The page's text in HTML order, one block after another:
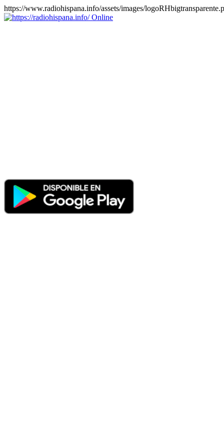
https://www.radiohispana.info/assets/images/
Online